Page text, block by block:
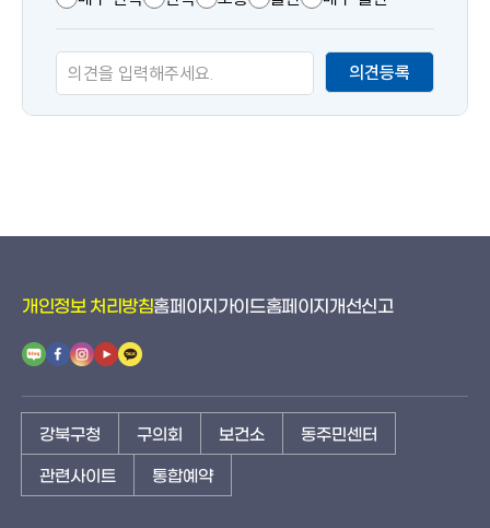
만
족
도
의견등록
개인정보 처리방침홈페이지가이드홈페이지개선신고
강북구청 구의회 보건소 동주민센터
관련사이트 통합예약